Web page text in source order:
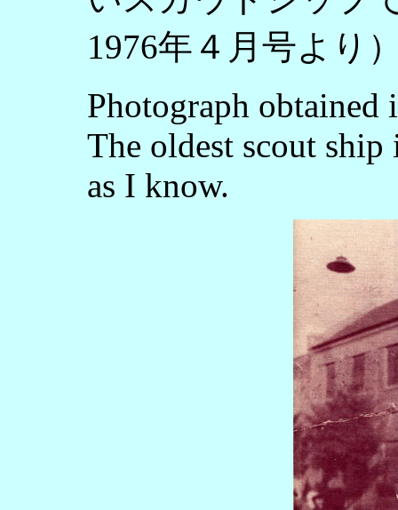
1976年４月号より
Photograph
The oldest scout
as I know.